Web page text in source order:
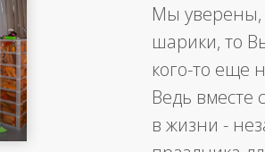
Мы уверены,
шарики, то
кого-то еще
Ведь вместе
в жизни -